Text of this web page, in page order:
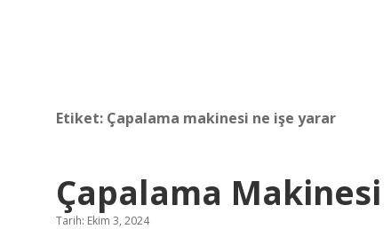
Etiket: Çapalama makinesi ne işe yarar
Çapalama
Tarih: Ekim 3, 2024